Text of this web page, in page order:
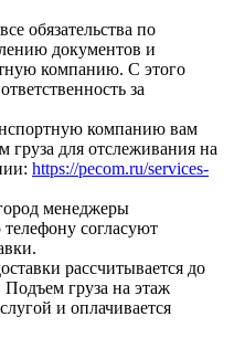
обязательства по
документов и
компанию. С этого
за
компанию вам
груза для отслеживания на
https://pecom.ru/services-
менеджеры
согласуют
рассчитывается до
Подъем груза на этаж
и оплачивается